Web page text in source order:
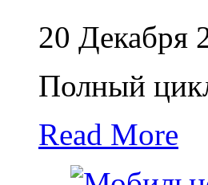
20 Декабря
Полный
Read More